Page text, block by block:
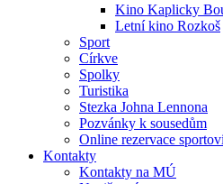
Kino Kaplicky
Letní kino Rozkoš
Sport
Církve
Spolky
Turistika
Stezka Johna Lennona
Pozvánky k sousedům
Online rezervace
Kontakty
Kontakty na MÚ